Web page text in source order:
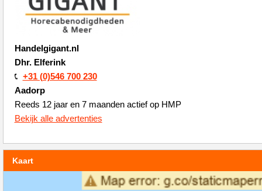
Handelgigant.nl
Dhr. Elferink
+31 (0)546 700 230
Aadorp
Reeds 12 jaar en 7 maanden actief op HMP
Bekijk alle advertenties
Kaart